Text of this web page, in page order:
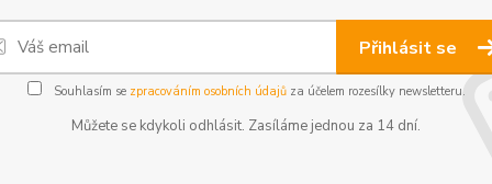
Přihlásit se
Souhlasím se zpracováním osobních údajůza účelem rozesílky newsletteru.
Můžete se kdykoli odhlásit. Zasíláme jednou za 14 dní.